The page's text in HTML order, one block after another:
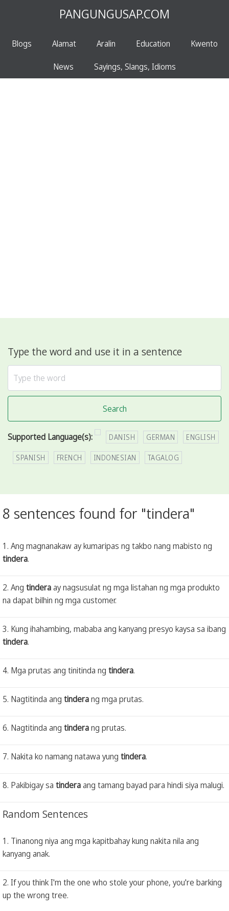
PANGUNGUSAP.COM
Blogs Alamat Aralin Education Kwento
News Sayings, Slangs, Idioms
Type the word and use it in a sentence
Search
Supported Language(s): DANISH GERMAN ENGLISH
SPANISH FRENCH INDONESIAN TAGALOG
8 sentences found for "tindera"
1. Ang magnanakaw ay kumaripas ng takbo nang mabisto ng
tindera.
2. Ang tinderaay nagsusulat ng mga listahan ng mga produkto
na dapat bilhin ng mga customer.
3. Kung ihahambing, mababa ang kanyang presyo kaysa sa ibang
tindera.
4. Mga prutas ang tinitinda ng tindera.
5. Nagtitinda ang tinderang mga prutas.
6. Nagtitinda ang tinderang prutas.
7. Nakita ko namang natawa yung tindera.
8. Pakibigay sa tinderaang tamang bayad para hindi siya malugi.
Random Sentences
1. Tinanong niya ang mga kapitbahay kung nakita nila ang
kanyang anak.
2. If you think I'm the one who stole your phone, you're barking
up the wrong tree.